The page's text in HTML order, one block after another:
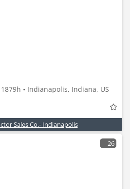
• Indianapolis, Indiana, US
Sales Co.- Indianapolis
26